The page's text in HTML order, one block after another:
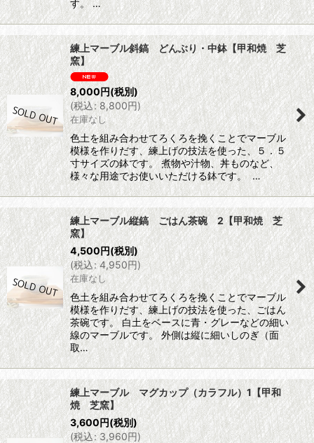
す。 …
練上マーブル斜鎬 どんぶり・中鉢【甲和焼 芝
窯】
8,000円(税別)
(税込: 8,800円)
在庫なし
色土を組み合わせてろくろを挽くことでマーブル
模様を作りだす、練上げの技法を使った、５．５
寸サイズの鉢です。 煮物や汁物、丼ものなど、
様々な用途でお使いいただける鉢です。 …
練上マーブル縦鎬 ごはん茶碗 2【甲和焼 芝
窯】
4,500円(税別)
(税込: 4,950円)
在庫なし
色土を組み合わせてろくろを挽くことでマーブル
模様を作りだす、練上げの技法を使った、ごはん
茶碗です。 白土をベースに青・グレーなどの細い
線のマーブルです。 外側は縦に細いしのぎ（面
取…
練上マーブル マグカップ（カラフル）1【甲和
焼 芝窯】
3,600円(税別)
(税込: 3,960円)